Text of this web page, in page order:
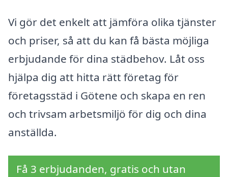
Vi gör det enkelt att jämföra olika tjänster
och priser, så att du kan få bästa möjliga
erbjudande för dina städbehov. Låt oss
hjälpa dig att hitta rätt företag för
företagsstäd i Götene och skapa en ren
och trivsam arbetsmiljö för dig och dina
anställda.
Få 3 erbjudanden, gratis och utan